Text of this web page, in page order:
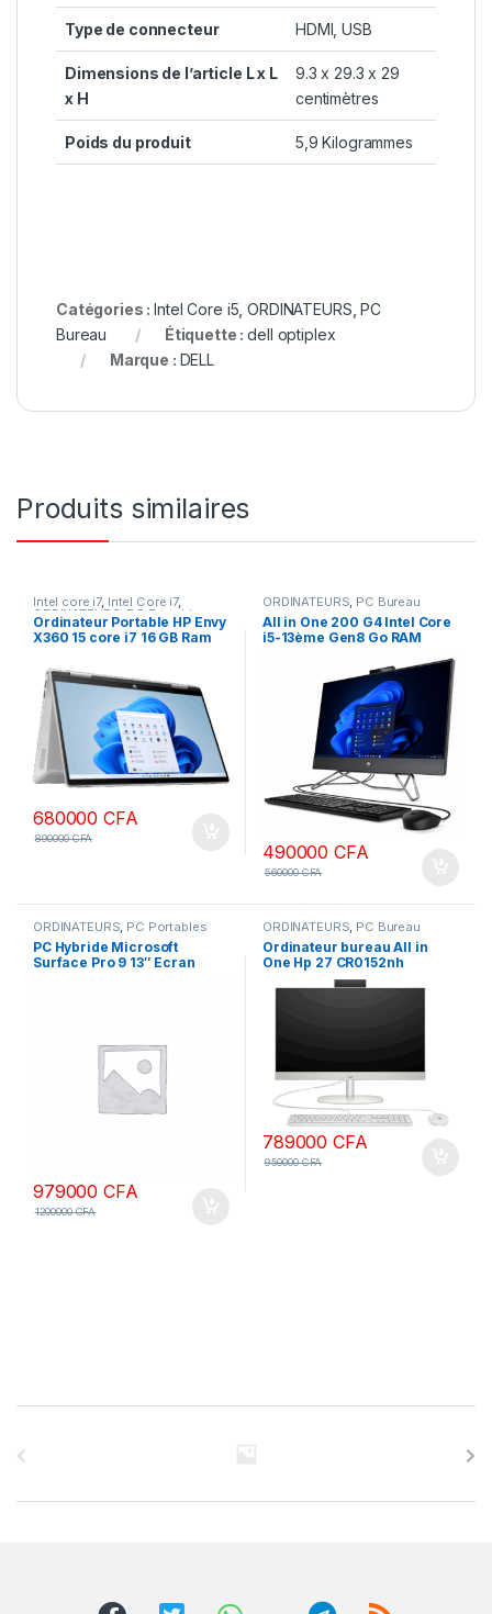
Type de connecteur ‎HDMI, USB
Dimensions de l’article L x L
x H
‎9.3 x 29.3 x 29
centimètres
Poids du produit ‎5,9 Kilogrammes
Catégories :Intel Core i5 ,ORDINATEURS ,PC
Bureau
Étiquette :dell optiplex
Marque : DELL
Produits similaires
Intel core i7, Intel Core i7,
ORDINATEURS PC Portables
Ordinateur Portable HP Envy
X360 15 core i7 16 GB Ram
tactile 15.6 pouces
680000CFA
890000CFA
ORDINATEURS, PC Bureau
All in One 200 G4 Intel Core
i5-13ème Gen8 Go RAM
dvd- écran 22 Pouces
Clavier français
490000CFA
560000CFA
ORDINATEURS, PC Portables
PC Hybride Microsoft
Surface Pro 9 13″ Ecran
979000CFA
1200000CFA
ORDINATEURS, PC Bureau
Ordinateur bureau All in
One Hp 27 CR0152nh
CR0153nh Intel Core i7
13ème Gen 16 Go DDR4 RAM
789000CFA
950000CFA